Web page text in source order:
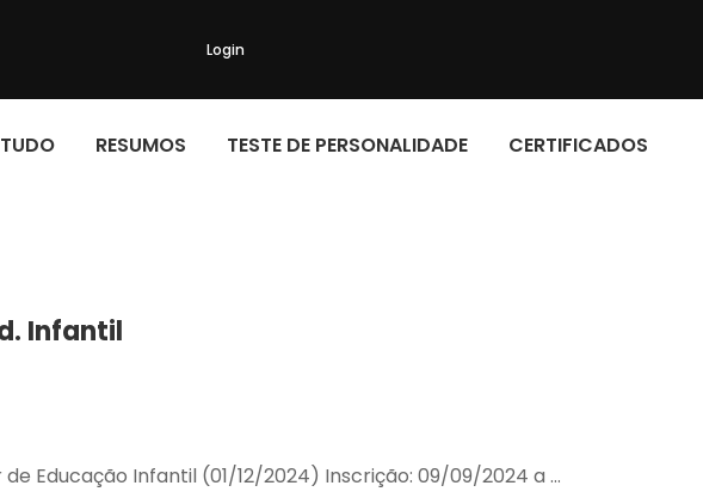
Login
RESUMOS TESTE DE PERSONALIDADE CERTIFICADOS
Infantil
Educação Infantil (01/12/2024) Inscrição: 09/09/2024 a …